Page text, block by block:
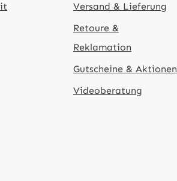
Versand & Lieferung
Retoure &
Reklamation
Gutscheine & Aktionen
Videoberatung